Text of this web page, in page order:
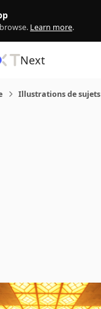
Learn more.
Next
Illustrations de sujets